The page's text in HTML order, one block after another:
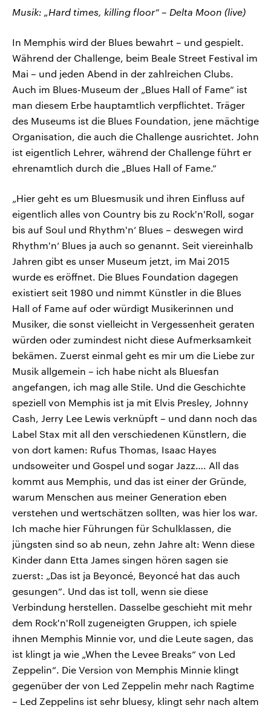
Musik: „Hard times, killing floor“ – Delta Moon (live)
In Memphis wird der Blues bewahrt – und gespielt.
Während der Challenge, beim Beale Street Festival im
Mai – und jeden Abend in der zahlreichen Clubs.
Auch im Blues-Museum der „Blues Hall of Fame“ ist
man diesem Erbe hauptamtlich verpflichtet. Träger
des Museums ist die Blues Foundation, jene mächtige
Organisation, die auch die Challenge ausrichtet. John
ist eigentlich Lehrer, während der Challenge führt er
ehrenamtlich durch die „Blues Hall of Fame.“
„Hier geht es um Bluesmusik und ihren Einfluss auf
eigentlich alles von Country bis zu Rock'n'Roll, sogar
bis auf Soul und Rhythm'n‘ Blues – deswegen wird
Rhythm'n‘ Blues ja auch so genannt. Seit viereinhalb
Jahren gibt es unser Museum jetzt, im Mai 2015
wurde es eröffnet. Die Blues Foundation dagegen
existiert seit 1980 und nimmt Künstler in die Blues
Hall of Fame auf oder würdigt Musikerinnen und
Musiker, die sonst vielleicht in Vergessenheit geraten
würden oder zumindest nicht diese Aufmerksamkeit
bekämen. Zuerst einmal geht es mir um die Liebe zur
Musik allgemein – ich habe nicht als Bluesfan
angefangen, ich mag alle Stile. Und die Geschichte
speziell von Memphis ist ja mit Elvis Presley, Johnny
Cash, Jerry Lee Lewis verknüpft – und dann noch das
Label Stax mit all den verschiedenen Künstlern, die
von dort kamen: Rufus Thomas, Isaac Hayes
undsoweiter und Gospel und sogar Jazz…. All das
kommt aus Memphis, und das ist einer der Gründe,
warum Menschen aus meiner Generation eben
verstehen und wertschätzen sollten, was hier los war.
Ich mache hier Führungen für Schulklassen, die
jüngsten sind so ab neun, zehn Jahre alt: Wenn diese
Kinder dann Etta James singen hören sagen sie
zuerst: „Das ist ja Beyoncé, Beyoncé hat das auch
gesungen“. Und das ist toll, wenn sie diese
Verbindung herstellen. Dasselbe geschieht mit mehr
dem Rock'n'Roll zugeneigten Gruppen, ich spiele
ihnen Memphis Minnie vor, und die Leute sagen, das
ist klingt ja wie „When the Levee Breaks“ von Led
Zeppelin“. Die Version von Memphis Minnie klingt
gegenüber der von Led Zeppelin mehr nach Ragtime
– Led Zeppelins ist sehr bluesy, klingt sehr nach altem